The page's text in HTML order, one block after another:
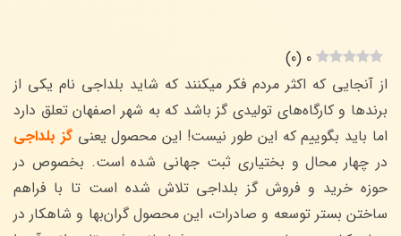
0
(
0
)
از آنجایی که اکثر مردم فکر میکنند که شاید بلداجی نام یکی از
برندها و کارگاه‌های تولیدی گز باشد که به شهر اصفهان تعلق دارد
اما باید بگوییم که این طور نیست! این محصول یعنیگز بلداجی
در چهار محال و بختیاری ثبت جهانی شده است. بخصوص در
حوزه خرید و فروش گز بلداجی تلاش شده است تا با فراهم
ساختن بستر توسعه و صادرات، این محصول گران‌بها و شاهکار در